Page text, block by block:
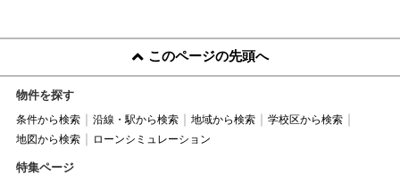
このページの先頭へ
物件を探す
条件から検索 沿線・駅から検索 地域から検索
学校区から検索
地図から検索
ローンシミュレーション
特集ページ